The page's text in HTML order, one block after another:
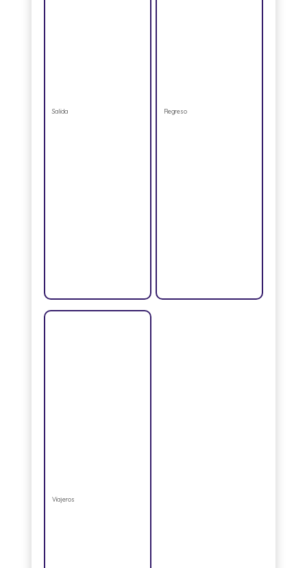
Salida
Viajeros
Regreso